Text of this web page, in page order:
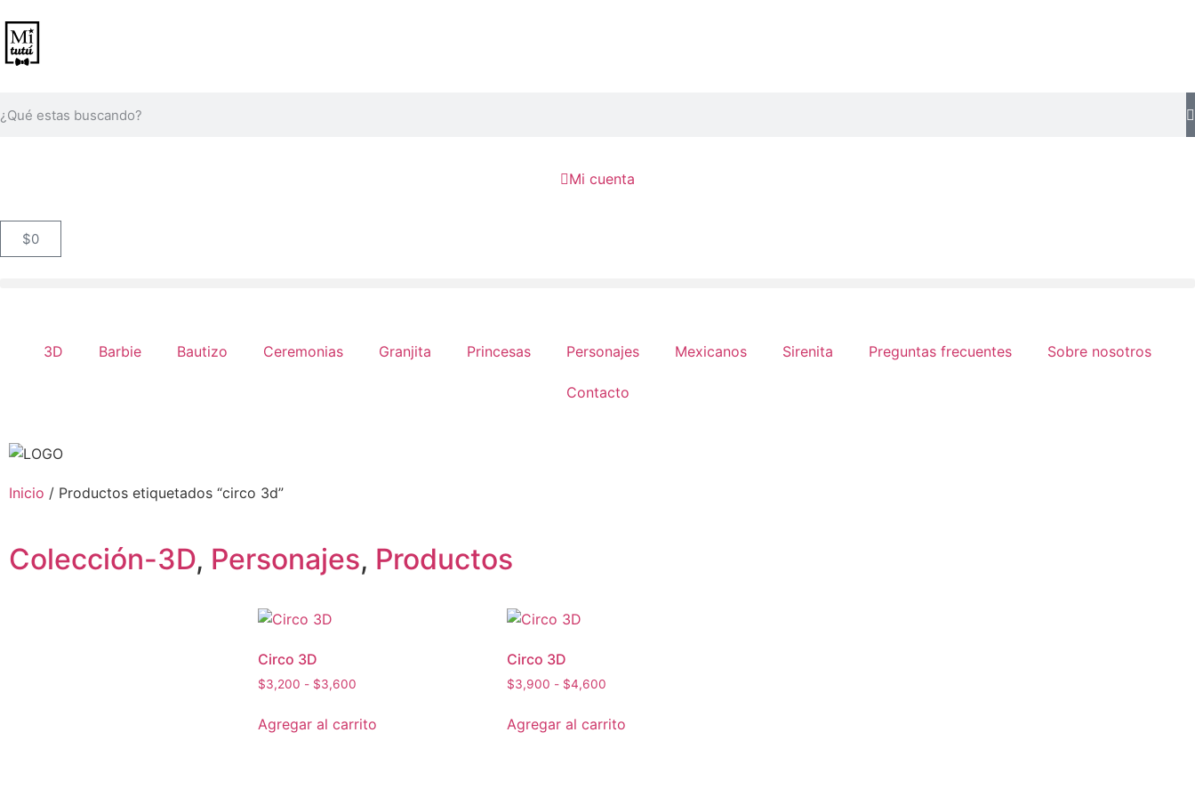
Mi cuenta
$0
3D Barbie Bautizo Ceremonias Granjita Princesas Personajes Mexicanos Sirenita Preguntas frecuentes Sobre nosotros
Contacto
Inicio / Productos etiquetados “circo 3d”
Colección-3D, Personajes, Productos
Circo 3D
$3,200 - $3,600
Agregar al carrito
Circo 3D
$3,900 - $4,600
Agregar al carrito